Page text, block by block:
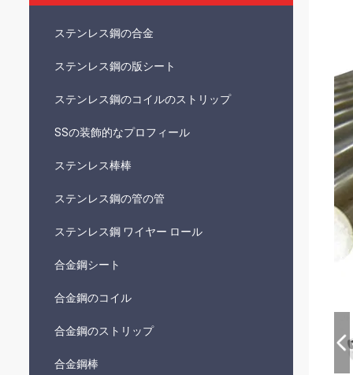
ステンレス鋼の合金
ステンレス鋼の版シート
ステンレス鋼のコイルのストリップ
SSの装飾的なプロフィール
ステンレス棒棒
ステンレス鋼の管の管
ステンレス鋼 ワイヤー ロール
合金鋼シート
合金鋼のコイル
合金鋼のストリップ
合金鋼棒